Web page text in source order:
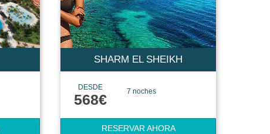
SHARM EL SHEIKH
DESDE
568€ 7 noches
RESERVAR AHORA